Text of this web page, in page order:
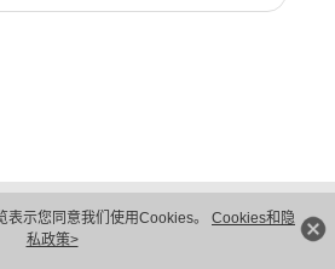
示您同意我们使用Cookies。 Cookies和隐
私政策>
隐私保护
法律声明